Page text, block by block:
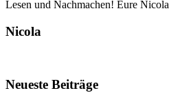
Lesen und Nachmachen! Eure Nicola
Nicola
Neueste Beiträge